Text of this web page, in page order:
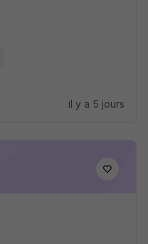
il y a 5 jours